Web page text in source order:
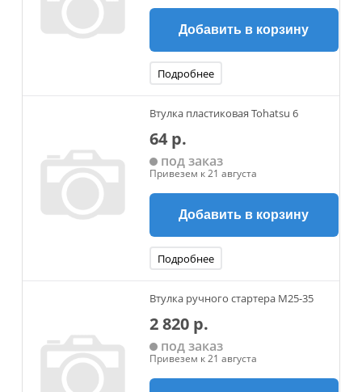
Добавить в корзину
Подробнее
Втулка пластиковая Tohatsu 6
64 р.
под заказ
Привезем к 21 августа
Добавить в корзину
Подробнее
Втулка ручного стартера M25-35
2 820 р.
под заказ
Привезем к 21 августа